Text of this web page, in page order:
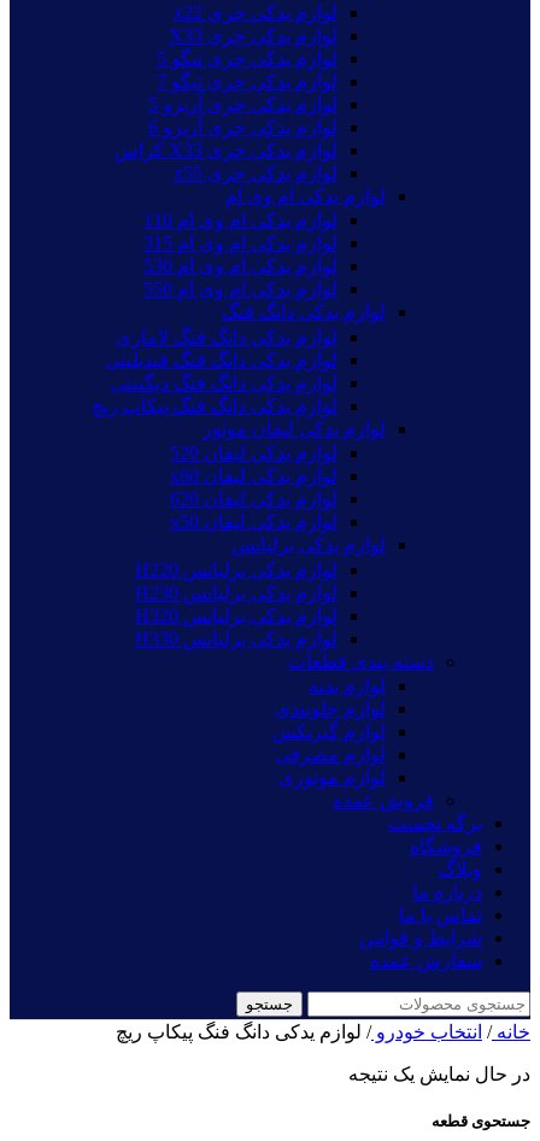
لوازم یدکی چری x22
لوازم یدکی چری X33
لوازم یدکی چری تیگو 5
لوازم یدکی چری تیگو 7
لوازم یدکی چری آریزو 5
لوازم یدکی چری آریزو 6
لوازم یدکی چری X33 کراس
لوازم یدکی چری x55
لوازم یدکی ام وی ام
لوازم یدکی ام وی ام 110
لوازم یدکی ام وی ام 315
لوازم یدکی ام وی ام 530
لوازم یدکی ام وی ام 550
لوازم یدکی دانگ فنگ
لوازم یدکی دانگ فنگ لاماری
لوازم یدکی دانگ فنگ فیدیلیتی
لوازم یدکی دانگ فنگ دیگنیتی
لوازم یدکی دانگ فنگ پیکاپ ریچ
لوازم یدکی لیفان موتور
لوازم یدکی لیفان 520
لوازم یدکی لیفان x60
لوازم یدکی لیفان 620
لوازم یدکی لیفان x50
لوازم یدکی برلیانس
لوازم یدکی برلیانس H220
لوازم یدکی برلیانس H230
لوازم یدکی برلیانس H320
لوازم یدکی برلیانس H330
دسته بندی قطعات
لوازم بدنه
لوازم جلوبندی
لوازم گیربکس
لوازم مصرفی
لوازم موتوری
فروش عمده
برگه نخست
فروشگاه
وبلاگ
درباره ما
تماس با ما
شرایط و قوانین
سفارش عمده
جستجو
خانه/ انتخاب خودرو/ لوازم یدکی دانگ فنگ پیکاپ ریچ
در حال نمایش یک نتیجه
جستحوی قطعه